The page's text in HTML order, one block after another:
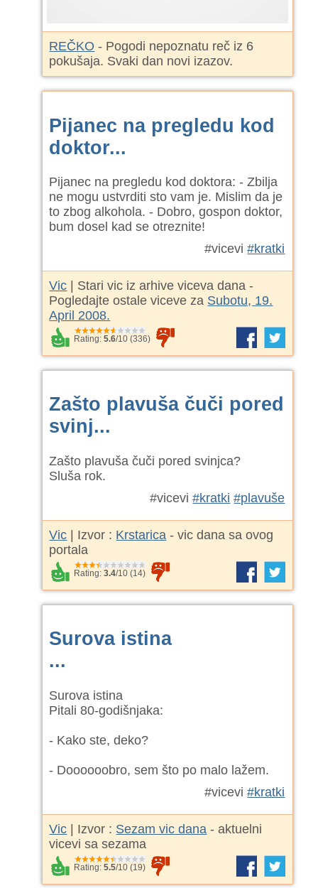
REČKO - Pogodi nepoznatu reč iz 6
pokušaja. Svaki dan novi izazov.
Pijanec na pregledu kod
doktor...
Pijanec na pregledu kod doktora: - Zbilja
ne mogu ustvrditi sto vam je. Mislim da je
to zbog alkohola. - Dobro, gospon doktor,
bum dosel kad se otreznite!
#vicevi#kratki
Vic | Stari vic iz arhive viceva dana -
Pogledajte ostale viceve za Subotu, 19.
April 2008.
Rating:5.6/10 (336)
Zašto plavuša čuči pored
svinj...
Zašto plavuša čuči pored svinjca?
Sluša rok.
#vicevi#kratki #plavuše
Vic | Izvor : Krstarica - vic dana sa ovog
portala
Rating:3.4/10 (14)
Surova istina
...
Surova istina
Pitali 80-godišnjaka:
- Kako ste, deko?
- Doooooobro, sem što po malo lažem.
#vicevi#kratki
Vic | Izvor : Sezam vic dana - aktuelni
vicevi sa sezama
Rating:5.5/10 (19)